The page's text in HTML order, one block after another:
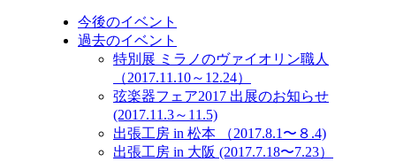
今後のイベント
過去のイベント
特別展 ミラノのヴァイオリン職人
（2017.11.10～12.24）
弦楽器フェア2017 出展のお知らせ
(2017.11.3～11.5)
出張工房 in 松本 （2017.8.1〜８.4)
出張工房 in 大阪 (2017.7.18〜7.23）